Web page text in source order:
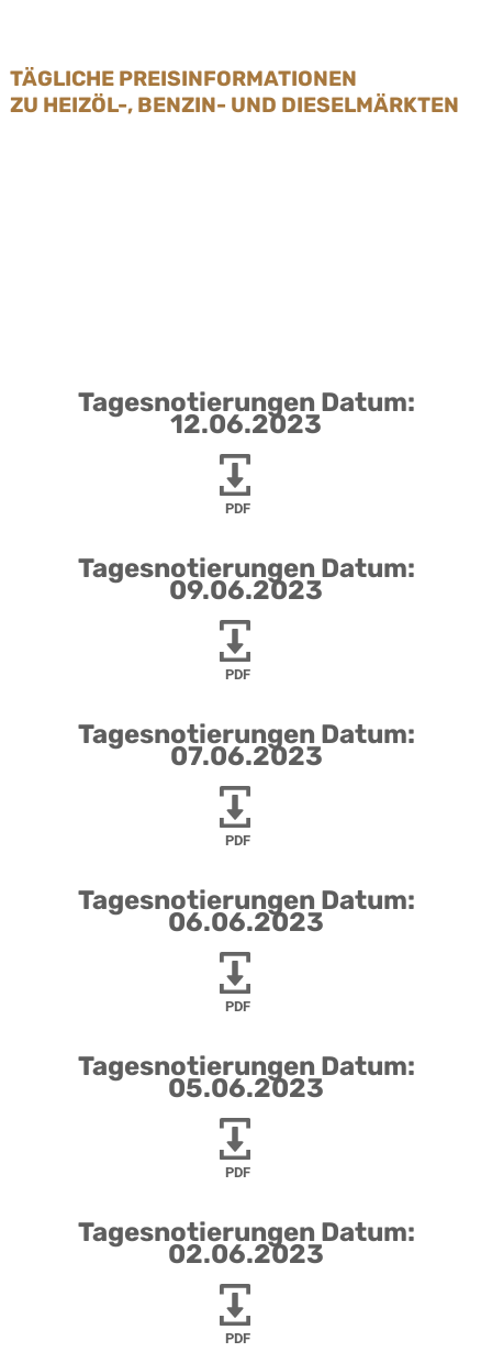
TÄGLICHE PREISINFORMATIONEN
ZU HEIZÖL-, BENZIN- UND DIESELMÄRKTEN
Tagesnotierungen Datum:
12.06.2023
PDF
Tagesnotierungen Datum:
09.06.2023
PDF
Tagesnotierungen Datum:
07.06.2023
PDF
Tagesnotierungen Datum:
06.06.2023
PDF
Tagesnotierungen Datum:
05.06.2023
PDF
Tagesnotierungen Datum:
02.06.2023
PDF